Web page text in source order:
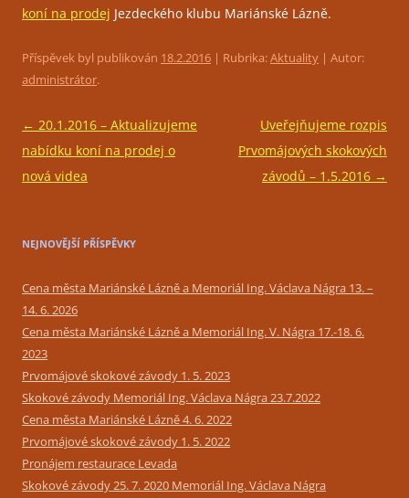
koní na prodej Jezdeckého klubu Mariánské Lázně.
Příspěvek byl publikován 18.2.2016 | Rubrika:Aktuality | Autor:
administrátor.
Navigace
pro
příspěvky
← 20.1.2016 – Aktualizujeme
nabídku koní na prodej o
nová videa
Uveřejňujeme rozpis
Prvomájových skokových
závodů – 1.5.2016 →
NEJNOVĚJŠÍ PŘÍSPĚVKY
Cena města Mariánské Lázně a Memoriál Ing. Václava Nágra 13. –
14. 6. 2026
Cena města Mariánské Lázně a Memoriál Ing. V. Nágra 17.-18. 6.
2023
Prvomájové skokové závody 1. 5. 2023
Skokové závody Memoriál Ing. Václava Nágra 23.7.2022
Cena města Mariánské Lázně 4. 6. 2022
Prvomájové skokové závody 1. 5. 2022
Pronájem restaurace Levada
Skokové závody 25. 7. 2020 Memoriál Ing. Václava Nágra